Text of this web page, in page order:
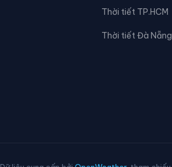
Thời tiết TP.HCM
Thời tiết Đà Nẵng